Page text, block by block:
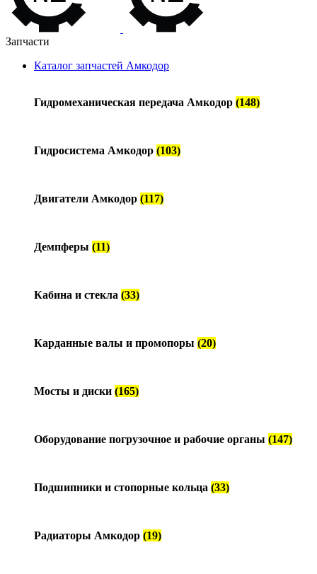
Запчасти
Каталог запчастей Амкодор
Гидромеханическая передача Амкодор (148)
Гидросистема Амкодор (103)
Двигатели Амкодор (117)
Демпферы (11)
Кабина и стекла (33)
Карданные валы и промопоры (20)
Мосты и диски (165)
Оборудование погрузочное и рабочие органы (147)
Подшипники и стопорные кольца (33)
Радиаторы Амкодор (19)